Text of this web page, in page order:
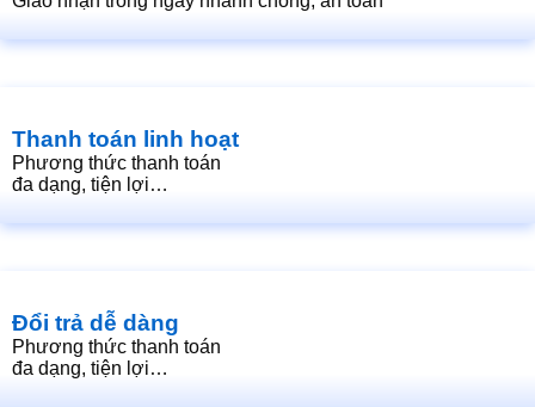
Thanh toán linh hoạt
Phương thức thanh toán
đa dạng, tiện lợi…
Đổi trả dễ dàng
Phương thức thanh toán
đa dạng, tiện lợi…